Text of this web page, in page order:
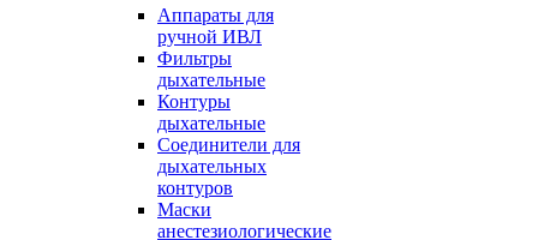
Аппараты для
ручной ИВЛ
Фильтры
дыхательные
Контуры
дыхательные
Соединители для
дыхательных
контуров
Маски
анестезиологические